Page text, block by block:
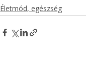
Életmód, egészség